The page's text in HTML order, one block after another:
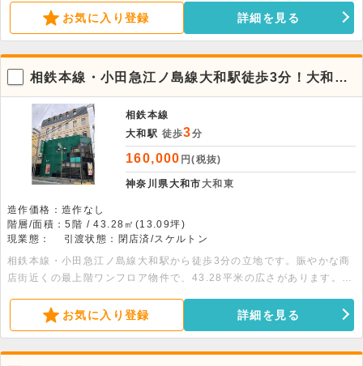
お気に入り登録 詳細を見る
相鉄本線・小田急江ノ島線大和駅徒歩3分！大和東
エリアの5階店舗物件。飲食不可
相鉄本線
大和駅 徒歩3分
160,000 円(税抜)
神奈川県大和市大和東
造作価格：造作なし
階層/面積：5階 / 43.28㎡(13.09坪)
現業態：
引渡状態：閉店済/スケルトン
相鉄本線・小田急江ノ島線大和駅から徒歩3分の立地です。賑やかな商
店街近くの最上階ワンフロア物件で、43.28平米の広さがあります。ス
お問い合わせください。
お気に入り登録 詳細を見る